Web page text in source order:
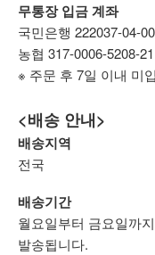
무통장 입금 계좌
국민은행 222037-04-
농협 317-0006-5208-
※ 주문 후 7일 이내 미
<배송 안내>
배송지역
전국
배송기간
월요일부터 금요일까
발송됩니다.